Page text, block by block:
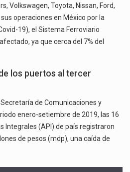
Volkswagen, Toyota, Nissan, Ford,
operaciones en México por la
19), el Sistema Ferroviario
ya que cerca del 7% del
los puertos al tercer
de Comunicaciones y
enero-setiembre de 2019, las 16
Integrales (API) de país registraron
de pesos (mdp), una caída de